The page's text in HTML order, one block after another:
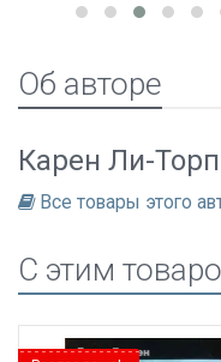
Об авторе
Карен Ли-Торп
Все товары этого
C этим